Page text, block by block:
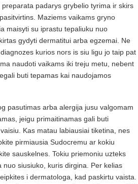
padarys grybelio tyrima ir skirs
Maziems vaikams gryno
maisyti su iprastu tepaliuku nuo
gydyti dermatitui arba egzemai. Ne
kurios nors is siu ligu jo taip pat
naudoti vaikams iki treju metu, nebent
buti tepamas kai naudojamos
pasutimas arba alergija jusu valgomam
jeigu primaitinamas gali buti
Kas matau labiausiai tiketina, nes
pirmiausia Sudocremu ar kokiu
sauskelnes. Tokiu priemoniu uzteks
siusiuko, kuris dirgina. Per kelias
i dermatologa, kad paskirtu vaista.